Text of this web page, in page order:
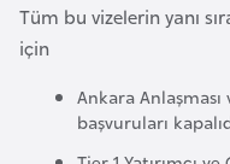
Tüm bu vizelerin yanı
için
Ankara
başvuruları
n
g